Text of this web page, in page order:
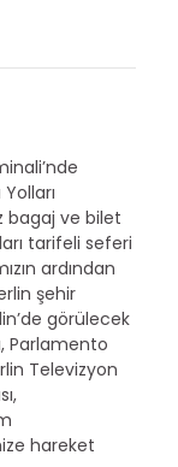
bagaj ve bilet
tarifeli seferi
ardından
şehir
görülecek
Parlamento
Televizyon
hareket